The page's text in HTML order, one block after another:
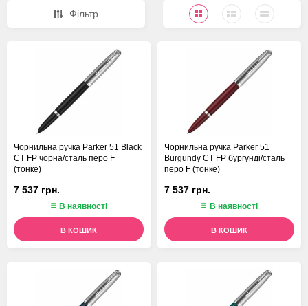
Фiльтр
Чорнильна ручка Parker 51 Black
CT FP чорна/сталь перо F
(тонке)
7 537 грн.
В наявності
В КОШИК
Чорнильна ручка Parker 51
Burgundy CT FP бургунді/сталь
перо F (тонке)
7 537 грн.
В наявності
В КОШИК